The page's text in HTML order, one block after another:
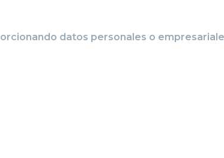
datos personales o